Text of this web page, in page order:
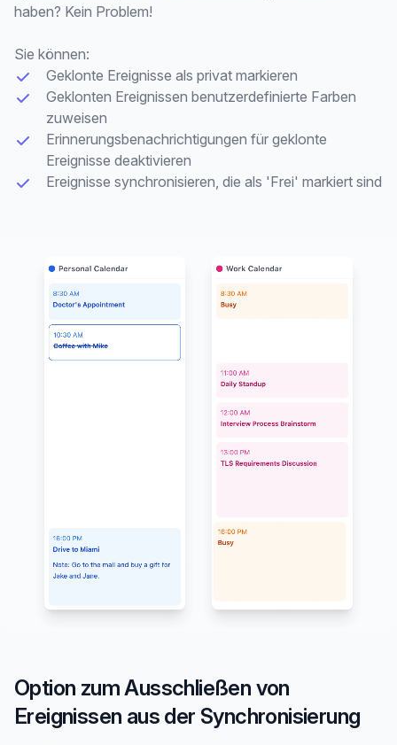
haben? Kein Problem!
Sie können:
Geklonte Ereignisse als privat markieren
Geklonten Ereignissen benutzerdefinierte Farben
zuweisen
Erinnerungsbenachrichtigungen für geklonte
Ereignisse deaktivieren
Ereignisse synchronisieren, die als 'Frei' markiert sind
Option zum Ausschließen von
Ereignissen aus der Synchronisierung